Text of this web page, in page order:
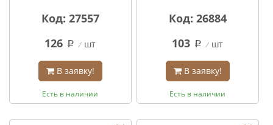
Код: 27557
126 q шт
В заявку!
Есть в наличии
Код: 26884
103 q шт
В заявку!
Есть в наличии